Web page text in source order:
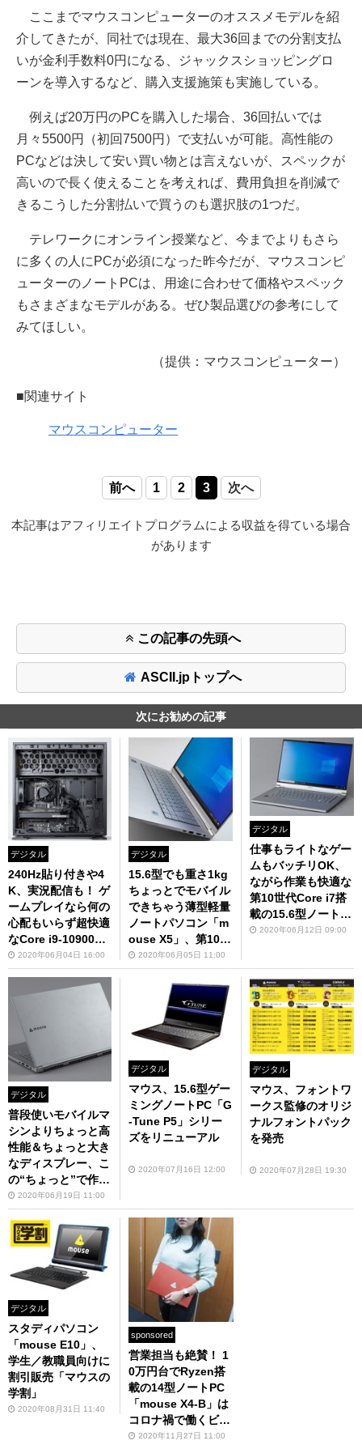
ここまでマウスコンピューターのオススメモデルを紹
介してきたが、同社では現在、最大36回までの分割支払
いが金利手数料0円になる、ジャックスショッピングロ
ーンを導入するなど、購入支援施策も実施している。
例えば20万円のPCを購入した場合、36回払いでは
月々5500円（初回7500円）で支払いが可能。高性能の
PCなどは決して安い買い物とは言えないが、スペックが
高いので長く使えることを考えれば、費用負担を削減で
きるこうした分割払いで買うのも選択肢の1つだ。
テレワークにオンライン授業など、今までよりもさら
に多くの人にPCが必須になった昨今だが、マウスコンピ
ューターのノートPCは、用途に合わせて価格やスペック
もさまざまなモデルがある。ぜひ製品選びの参考にして
みてほしい。
（提供：マウスコンピューター）
■関連サイト
マウスコンピューター
前へ 1 2 3 次へ
本記事はアフィリエイトプログラムによる収益を得ている場合
があります
この記事の先頭へ
ASCII.jpトップへ
次にお勧めの記事
デジタル
240Hz貼り付きや4
K、実況配信も！ ゲ
ームプレイなら何の
心配もいらず超快適
なCore i9-10900K
搭載ハイエンドPC
「G-Tune HP-Z」
2020年06月04日 16:00
デジタル
15.6型でも重さ1kg
ちょっとでモバイル
できちゃう薄型軽量
ノートパソコン「m
ouse X5」、第10世
代Core i7搭載
2020年06月05日 11:00
デジタル
仕事もライトなゲー
ムもバッチリOK、
ながら作業も快適な
第10世代Core i7搭
載の15.6型ノートP
C「mouse X5」
2020年06月12日 09:00
デジタル
普段使いモバイルマ
シンよりちょっと高
性能＆ちょっと大き
なディスプレー、こ
の“ちょっと”で作業
効率が結構上がる1
5.6型ノートPC「m
ouse X5」
2020年06月19日 11:00
デジタル
マウス、15.6型ゲー
ミングノートPC「G
-Tune P5」シリー
ズをリニューアル
2020年07月16日 12:00
デジタル
マウス、フォントワ
ークス監修のオリジ
ナルフォントパック
を発売
2020年07月28日 19:30
デジタル
スタディパソコン
「mouse E10」、
学生／教職員向けに
割引販売「マウスの
学割」
2020年08月31日 11:40
sponsored
営業担当も絶賛！ 1
0万円台でRyzen搭
載の14型ノートPC
「mouse X4-B」は
コロナ禍で働くビジ
ネスマンの味方だ
2020年11月27日 11:00